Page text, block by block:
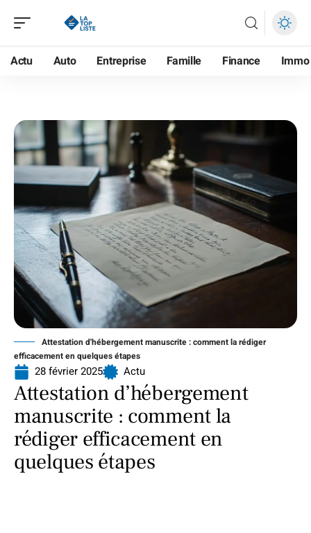
Actu Auto Entreprise Famille Finance Immo
Attestation d'hébergement manuscrite : comment la rédiger
efficacement en quelques étapes
28 février 2025 Actu
Attestation d’hébergement
manuscrite : comment la
rédiger efficacement en
quelques étapes